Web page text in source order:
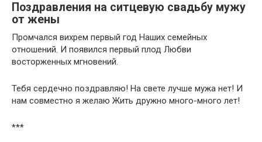
Поздравления на ситцевую свадьбу мужу
от жены
Промчался вихрем первый год Наших семейных
отношений. И появился первый плод Любви
восторженных мгновений.
Тебя сердечно поздравляю! На свете лучше мужа нет! И
нам совместно я желаю Жить дружно много-много лет!
***